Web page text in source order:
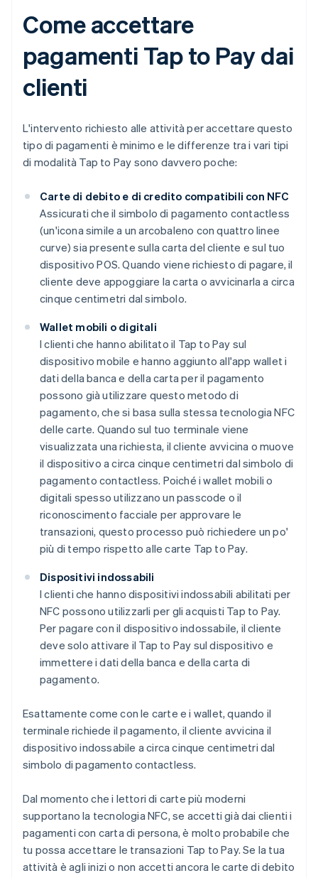
Come accettare
pagamenti Tap to Pay dai
clienti
L'intervento richiesto alle attività per accettare questo
tipo di pagamenti è minimo e le differenze tra i vari tipi
di modalità Tap to Pay sono davvero poche:
Carte di debito e di credito compatibili con NFC
Assicurati che il simbolo di pagamento contactless
(un'icona simile a un arcobaleno con quattro linee
curve) sia presente sulla carta del cliente e sul tuo
dispositivo POS. Quando viene richiesto di pagare, il
cliente deve appoggiare la carta o avvicinarla a circa
cinque centimetri dal simbolo.
Wallet mobili o digitali
I clienti che hanno abilitato il Tap to Pay sul
dispositivo mobile e hanno aggiunto all'app wallet i
dati della banca e della carta per il pagamento
possono già utilizzare questo metodo di
pagamento, che si basa sulla stessa tecnologia NFC
delle carte. Quando sul tuo terminale viene
visualizzata una richiesta, il cliente avvicina o muove
il dispositivo a circa cinque centimetri dal simbolo di
pagamento contactless. Poiché i wallet mobili o
digitali spesso utilizzano un passcode o il
riconoscimento facciale per approvare le
transazioni, questo processo può richiedere un po'
più di tempo rispetto alle carte Tap to Pay.
Dispositivi indossabili
I clienti che hanno dispositivi indossabili abilitati per
NFC possono utilizzarli per gli acquisti Tap to Pay.
Per pagare con il dispositivo indossabile, il cliente
deve solo attivare il Tap to Pay sul dispositivo e
immettere i dati della banca e della carta di
pagamento.
Esattamente come con le carte e i wallet, quando il
terminale richiede il pagamento, il cliente avvicina il
dispositivo indossabile a circa cinque centimetri dal
simbolo di pagamento contactless.
Dal momento che i lettori di carte più moderni
supportano la tecnologia NFC, se accetti già dai clienti i
pagamenti con carta di persona, è molto probabile che
tu possa accettare le transazioni Tap to Pay. Se la tua
attività è agli inizi o non accetti ancora le carte di debito